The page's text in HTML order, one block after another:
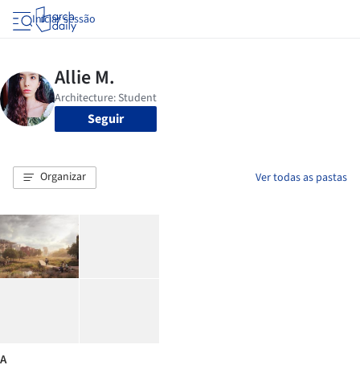
Iniciar sessão
Seguir
Organizar Ver todas as pastas
A